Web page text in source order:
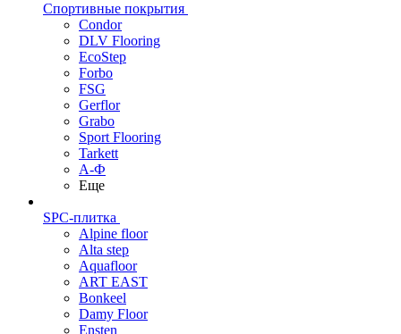
Спортивные покрытия
Condor
DLV Flooring
EcoStep
Forbo
FSG
Gerflor
Grabo
Sport Flooring
Tarkett
А-Ф
Еще
SPC-плитка
Alpine floor
Alta step
Aquafloor
ART EAST
Bonkeel
Damy Floor
Ensten